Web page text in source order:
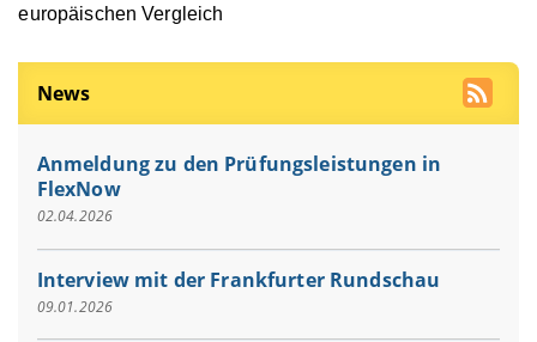
europäischen Vergleich
News
Anmeldung zu den Prüfungsleistungen in
FlexNow
02.04.2026
Interview mit der Frankfurter Rundschau
09.01.2026